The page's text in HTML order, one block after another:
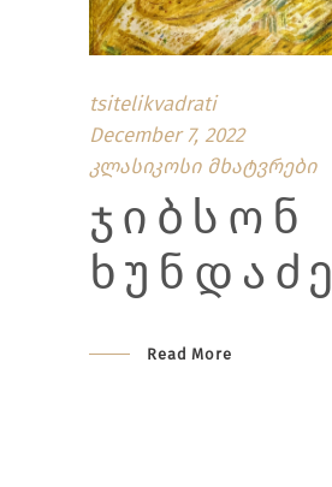
tsitelikvadrati
December 7, 2022
კლასიკოსი მხატვრები
ᲯᲘᲑᲡᲝᲜ
ᲮᲣᲜᲓᲐᲫᲔ
Read More